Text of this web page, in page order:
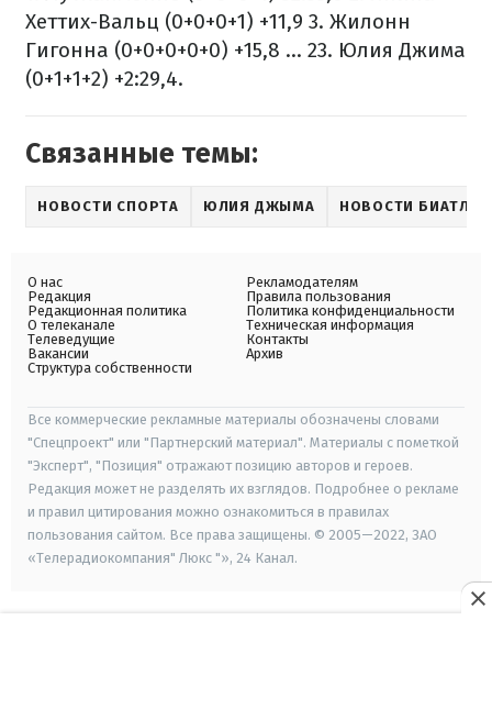
Хеттих-Вальц (0+0+0+1) +11,9 3. Жилонн
Гигонна (0+0+0+0+0) +15,8 ... 23. Юлия Джима
(0+1+1+2) +2:29,4.
Связанные темы:
НОВОСТИ СПОРТА ЮЛИЯ ДЖЫМА НОВОСТИ
О нас
Редакция
Редакционная политика
О телеканале
Телеведущие
Вакансии
Структура собственности
Рекламодателям
Правила пользования
Политика конфиденциальности
Техническая информация
Контакты
Архив
Все коммерческие рекламные материалы обозначены словами
"Спецпроект" или "Партнерский материал". Материалы с пометкой
"Эксперт", "Позиция" отражают позицию авторов и героев.
Редакция может не разделять их взглядов. Подробнее о рекламе
и правил цитирования можно ознакомиться в правилах
пользования сайтом. Все права защищены. © 2005—2022, ЗАО
«Телерадиокомпания" Люкс "», 24 Канал.